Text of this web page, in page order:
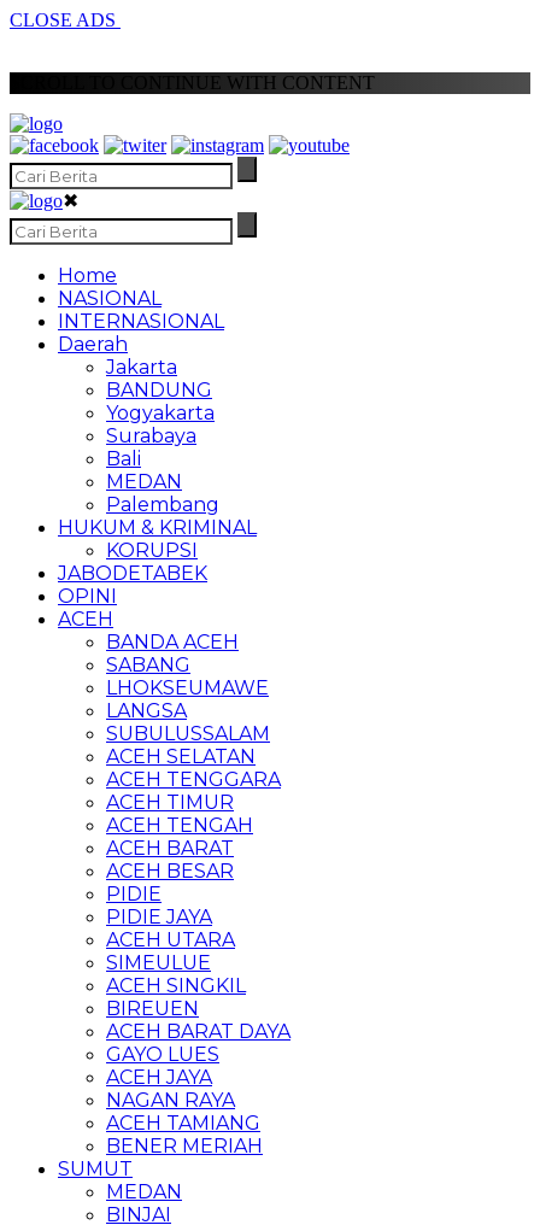
CLOSE ADS
SCROLL TO CONTINUE WITH CONTENT
✖
Home
NASIONAL
INTERNASIONAL
Daerah
Jakarta
BANDUNG
Yogyakarta
Surabaya
Bali
MEDAN
Palembang
HUKUM & KRIMINAL
KORUPSI
JABODETABEK
OPINI
ACEH
BANDA ACEH
SABANG
LHOKSEUMAWE
LANGSA
SUBULUSSALAM
ACEH SELATAN
ACEH TENGGARA
ACEH TIMUR
ACEH TENGAH
ACEH BARAT
ACEH BESAR
PIDIE
PIDIE JAYA
ACEH UTARA
SIMEULUE
ACEH SINGKIL
BIREUEN
ACEH BARAT DAYA
GAYO LUES
ACEH JAYA
NAGAN RAYA
ACEH TAMIANG
BENER MERIAH
SUMUT
MEDAN
BINJAI